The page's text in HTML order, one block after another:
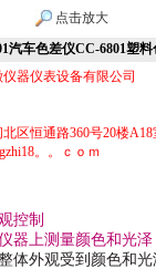
点击放大
汽车色差仪CC-6801塑
器仪表设备有限公司
区恒通路360号20楼A18
。。ｃｏｍ
控制
器上测量颜色和光泽
体外观受到颜色和